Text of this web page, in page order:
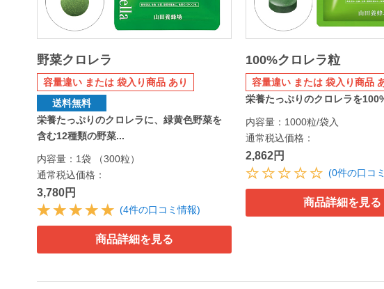
野菜クロレラ
容量違い または 袋入り商品 あり
送料無料
栄養たっぷりのクロレラに、緑黄色野菜を
含む12種類の野菜...
内容量：1袋 （300粒）
通常税込価格：
3,780円
(4件の口コミ情報)
商品詳細を見る
100%クロレラ粒
容量違い または 袋入り商品
栄養たっぷりのクロレラを
内容量：1000粒/袋入
通常税込価格：
2,862円
(0件の口コ
商品詳細を見る